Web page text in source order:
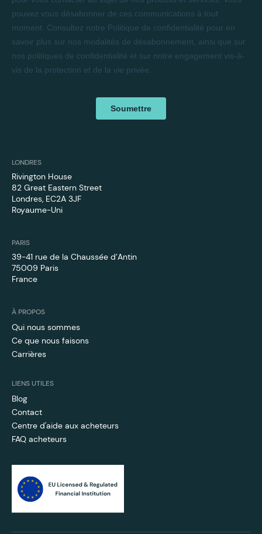
LONDRES
Rivington House
82 Great Eastern Street
Londres, EC2A 3JF
Royaume-Uni
PARIS
39-41 rue de la Chaussée d’Antin
75009 Paris
France
À PROPOS
Qui nous sommes
Ce que nous faisons
Carrières
LIENS UTILES
Blog
Contact
Centre d'aide aux acheteurs
FAQ acheteurs